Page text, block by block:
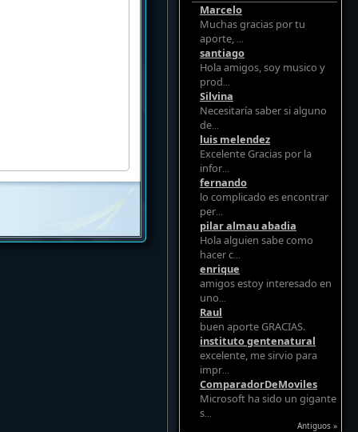
Marcelo
Muchas gracias por tu
aporte, ...
santiago
Hola amigos, soy musico y
prod...
Silvina
Necesitaría saber si alguno
de...
luis melendez
Excelente Gracias por la
infor...
fernando
lo complicado es encontrar
per...
pilar almau abadia
Hola alguien sabe como
hacer c...
enrique
amigos estoy interesado en
uno...
Raul
buen aporte GRACIAS.
instituto gentenatural
excelente, me sirvio para
impr...
ComparadorDeMoviles
Microsoft ha sido un gigante
s...
Antiguos »